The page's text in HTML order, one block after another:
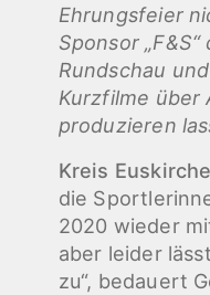
Ehrungsfeier
Sponsor
Rundschau
Kurzfilme über
produzieren
Kreis
die
2020 wieder
aber leider
zu“, bedauert